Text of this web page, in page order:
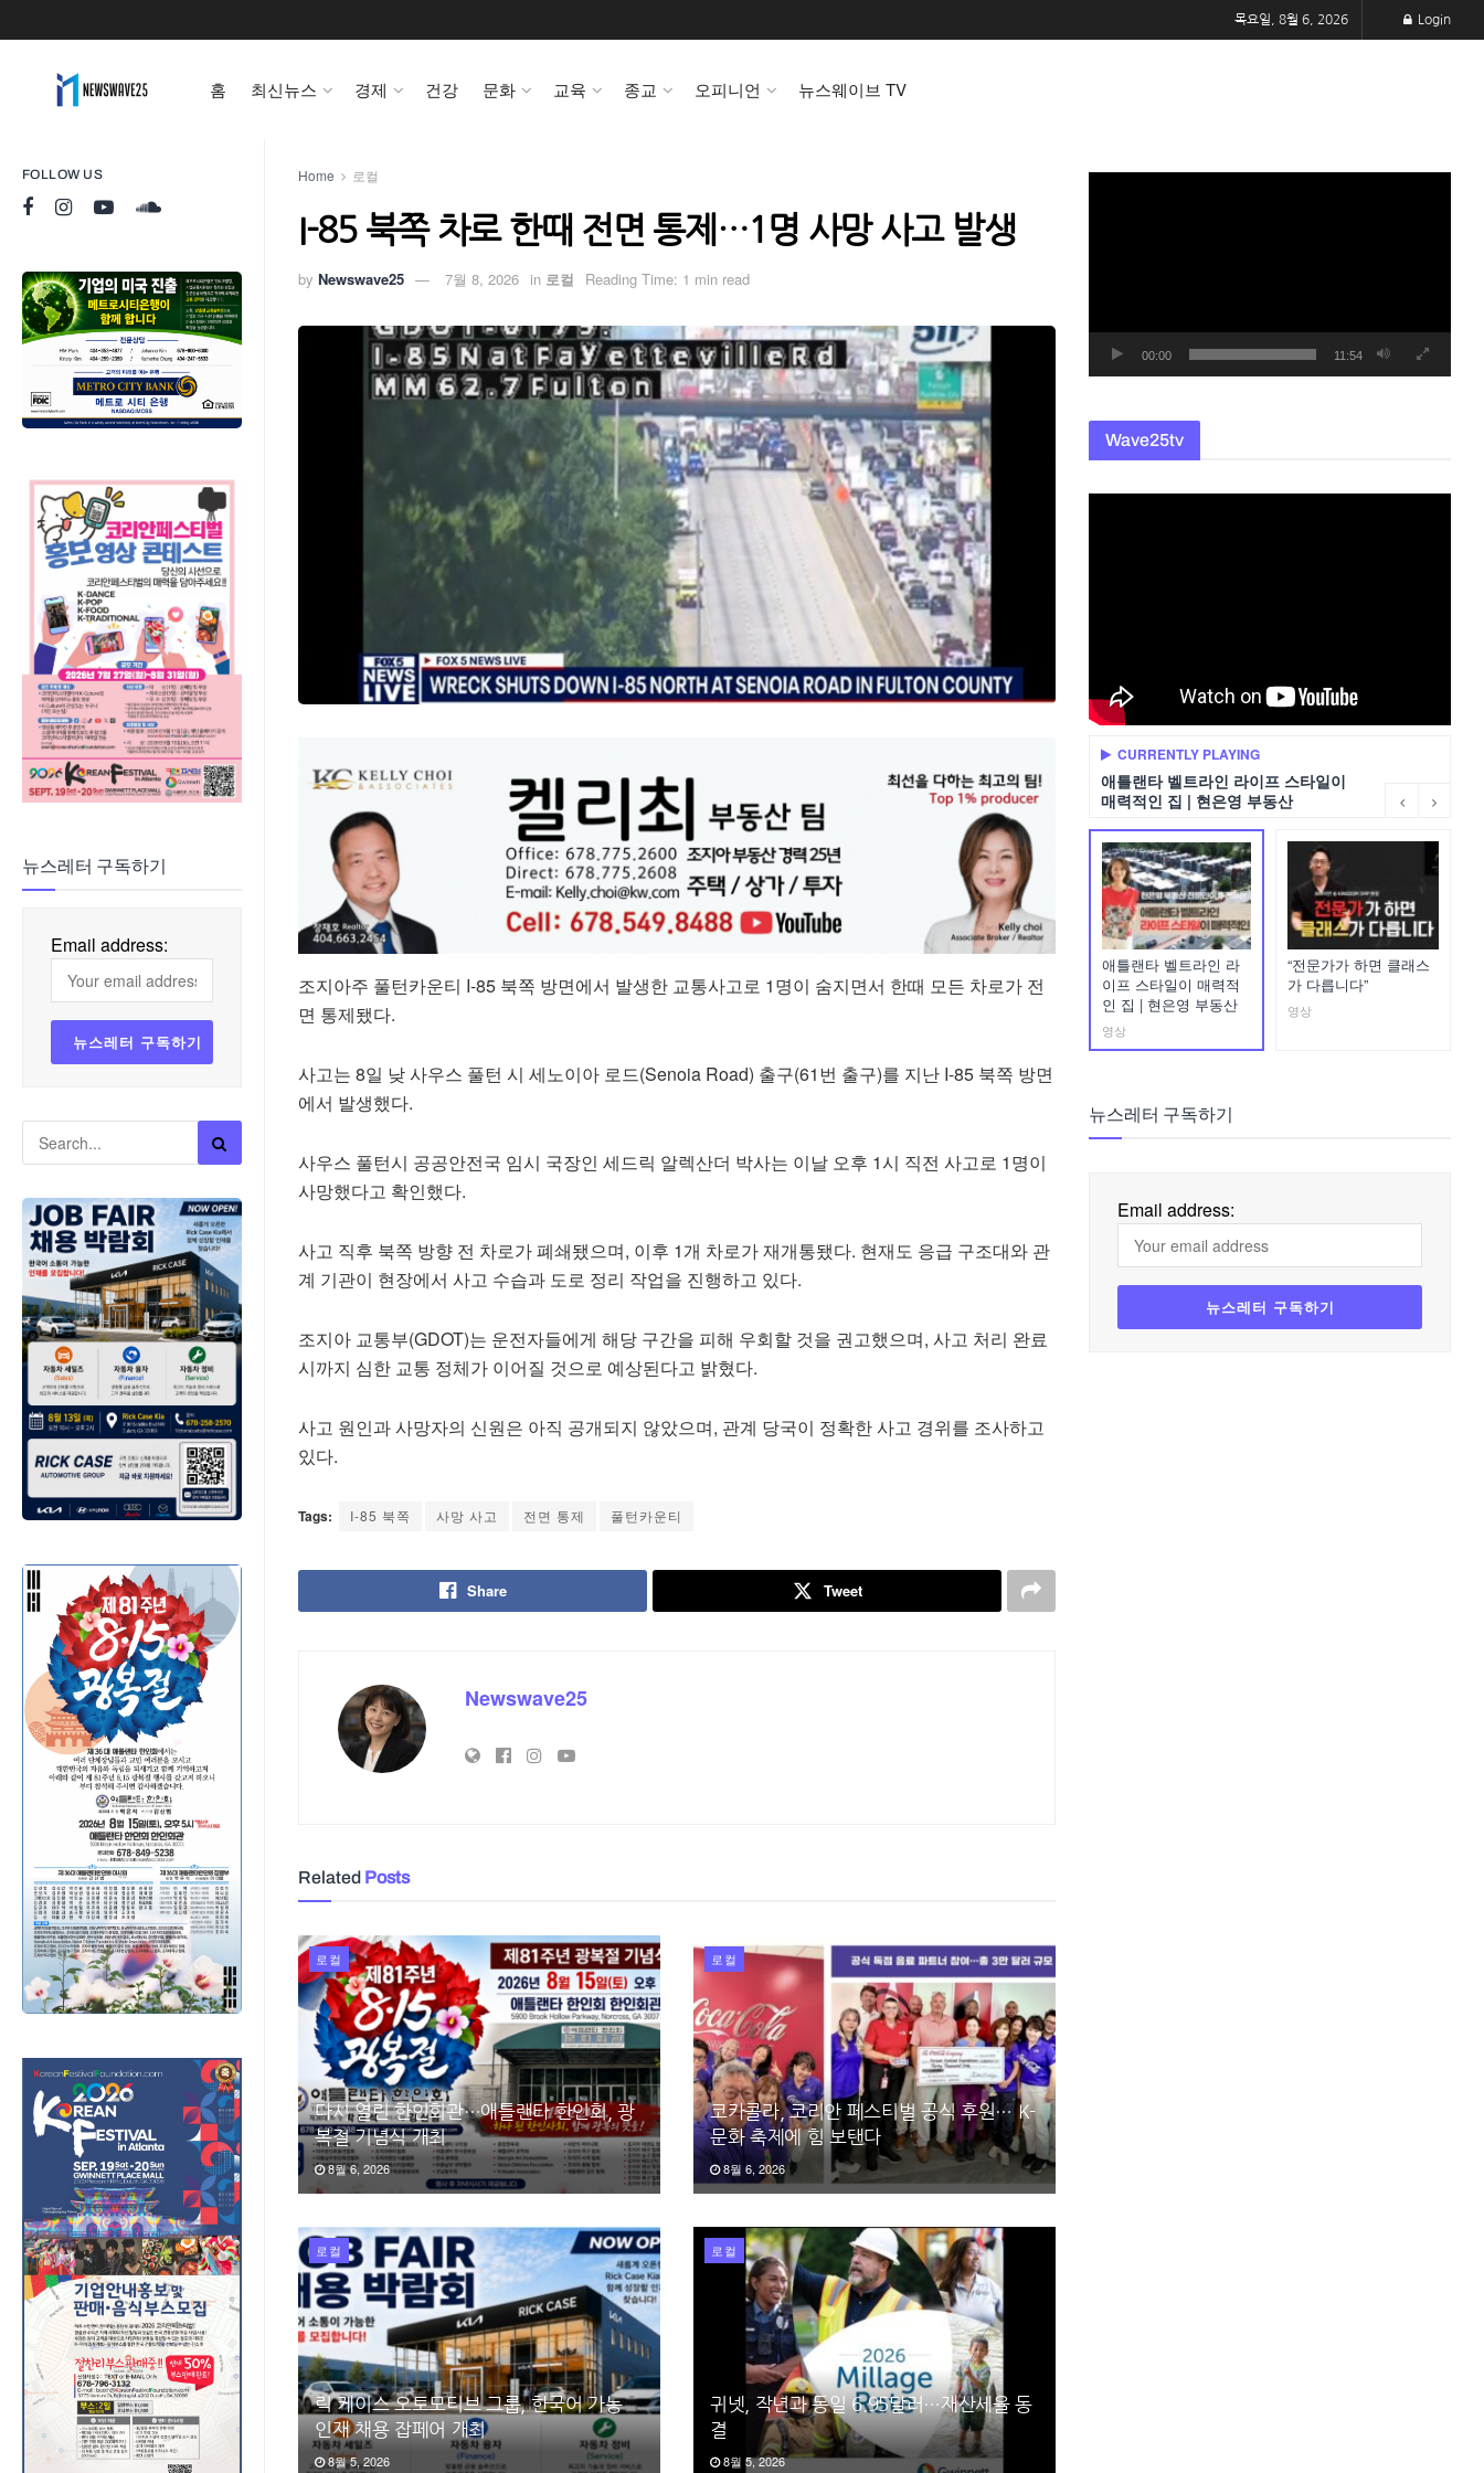
FOLLOW US
뉴스레터 구독하기
Email address:
목요일, 8월 6, 2026 Login
홈 최신뉴스 경제 건강 문화 교육 종교 오피니언 뉴스웨이브 TV
Home 로컬
I-85 북쪽 차로 한때 전면 통제…1명 사망 사고 발생
by Newswave25 7월 8, 2026 in 로컬 Reading Time: 1 min read
조지아주 풀턴카운티 I-85 북쪽 방면에서 발생한 교통사고로 1명이 숨지면서 한때 모든 차로가 전
면 통제됐다.
사고는 8일 낮 사우스 풀턴 시 세노이아 로드(Senoia Road) 출구(61번 출구)를 지난 I-85 북쪽 방면
에서 발생했다.
사우스 풀턴시 공공안전국 임시 국장인 세드릭 알렉산더 박사는 이날 오후 1시 직전 사고로 1명이
사망했다고 확인했다.
사고 직후 북쪽 방향 전 차로가 폐쇄됐으며, 이후 1개 차로가 재개통됐다. 현재도 응급 구조대와 관
계 기관이 현장에서 사고 수습과 도로 정리 작업을 진행하고 있다.
조지아 교통부(GDOT)는 운전자들에게 해당 구간을 피해 우회할 것을 권고했으며, 사고 처리 완료
시까지 심한 교통 정체가 이어질 것으로 예상된다고 밝혔다.
사고 원인과 사망자의 신원은 아직 공개되지 않았으며, 관계 당국이 정확한 사고 경위를 조사하고
있다.
Tags: I-85 북쪽 사망 사고 전면 통제 풀턴카운티
Share Tweet
Newswave25
Related Posts
로컬
다시 열린 한인회관…애틀랜타 한인회, 광
복절 기념식 개최
8월 6, 2026
로컬
코카콜라, 코리안 페스티벌 공식 후원… K-
문화 축제에 힘 보탠다
8월 6, 2026
로컬
릭 케이스 오토모티브 그룹, 한국어 가능
인재 채용 잡페어 개최
8월 5, 2026
로컬
귀넷, 작년과 동일 6.95달러…재산세율 동
결
8월 5, 2026
00:00 11:54
Wave25tv
CURRENTLY PLAYING
애틀랜타 벨트라인 라이프 스타일이
매력적인 집 | 현은영 부동산
애틀랜타 벨트라인 라
이프 스타일이 매력적
인 집 | 현은영 부동산
영상
“전문가가 하면 클래스
가 다릅니다”
영상
뉴스레터 구독하기
Email address: